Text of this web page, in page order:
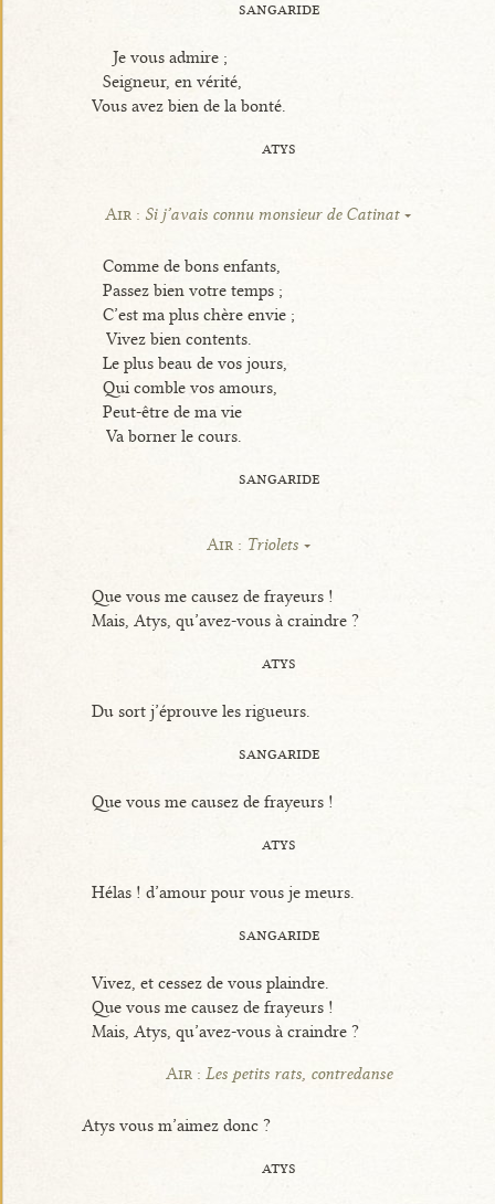
sangaride
Je vous admire ;
Seigneur, en vérité,
Vous avez bien de la bonté.
atys
Air : Si j’avais connu monsieur de Catinat
Comme de bons enfants,
Passez bien votre temps ;
C’est ma plus chère envie ;
Vivez bien contents.
Le plus beau de vos jours,
Qui comble vos amours,
Peut-être de ma vie
Va borner le cours.
sangaride
Air : Triolets
Que vous me causez de frayeurs !
Mais, Atys, qu’avez-vous à craindre ?
atys
Du sort j’éprouve les rigueurs.
sangaride
Que vous me causez de frayeurs !
atys
Hélas ! d’amour pour vous je meurs.
sangaride
Vivez, et cessez de vous plaindre.
Que vous me causez de frayeurs !
Mais, Atys, qu’avez-vous à craindre ?
Air :Les petits rats, contredanse
Atys vous m’aimez donc ?
atys